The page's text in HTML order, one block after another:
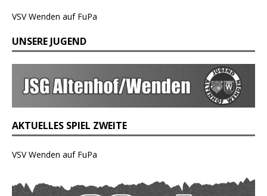
VSV Wenden auf FuPa
UNSERE JUGEND
AKTUELLES SPIEL ZWEITE
VSV Wenden auf FuPa